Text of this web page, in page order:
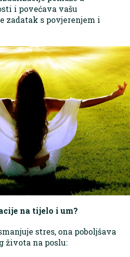
i povećava vašu
zadatak s povjerenjem i
na tijelo i um?
stres, ona poboljšava
života na poslu: